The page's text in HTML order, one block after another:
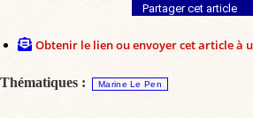
Partager cet article
Obtenir le lien ou envoyer cet article à
Thématiques : Marine Le Pen